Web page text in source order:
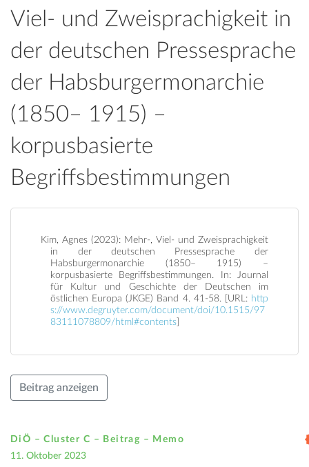
Viel- und Zweisprachigkeit in
der deutschen Pressesprache
der Habsburgermonarchie
(1850– 1915) –
korpusbasierte
Begriffsbestimmungen
Kim, Agnes (2023): Mehr-, Viel- und Zweisprachigkeit
in der deutschen Pressesprache der
Habsburgermonarchie (1850– 1915) –
korpusbasierte Begriffsbestimmungen. In: Journal
für Kultur und Geschichte der Deutschen im
östlichen Europa (JKGE) Band 4. 41-58. [URL: http
s://www.degruyter.com/document/doi/10.1515/97
83111078809/html#contents
Beitrag anzeigen
DiÖ – Cluster C – Beitrag – Memo
11. Oktober 2023